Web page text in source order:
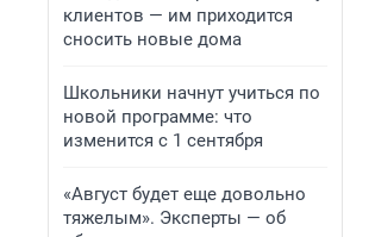
клиентов — им приходится
сносить новые дома
Школьники начнут учиться по
новой программе: что
изменится с 1 сентября
«Август будет еще довольно
тяжелым». Эксперты — об